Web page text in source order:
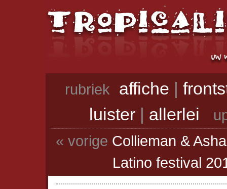
rubriek affiche |
luister| allerlei
« vorige Collieman &
Latino festival